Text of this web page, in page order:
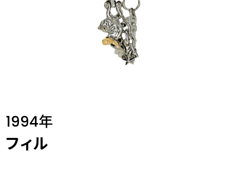
1994年
フィル